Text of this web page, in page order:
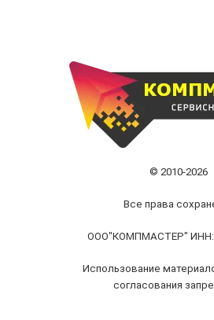
© 2010-2026
Все права
ООО"КОМПМАСТЕР"
Использование
согласования